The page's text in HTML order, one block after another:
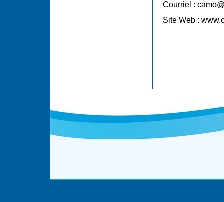
Courriel :
Site Web :